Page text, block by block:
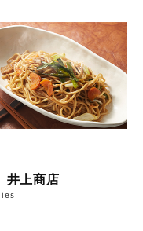
井上商店